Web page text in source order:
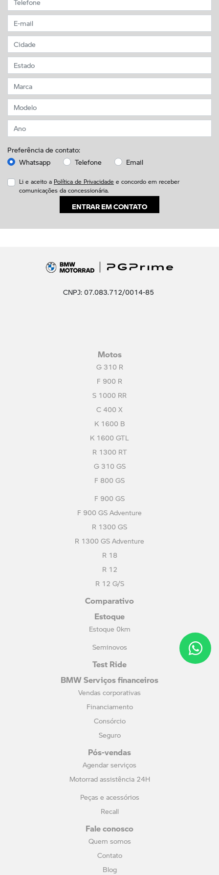
Preferência de contato:
Whatsapp
Telefone Email
Li e aceito a Política de Privacidade e concordo em receber
comunicações da concessionária.
ENTRAR EM CONTATO
CNPJ: 07.083.712/0014-85
Motos
G 310 R
F 900 R
S 1000 RR
C 400 X
K 1600 B
K 1600 GTL
R 1300 RT
G 310 GS
F 800 GS
F 900 GS
F 900 GS Adventure
R 1300 GS
R 1300 GS Adventure
R 18
R 12
R 12 G/S
Comparativo
Estoque
Estoque 0km
Seminovos
Test Ride
BMW Serviços financeiros
Vendas corporativas
Financiamento
Consórcio
Seguro
Pós-vendas
Agendar serviços
Motorrad assistência 24H
Peças e acessórios
Recall
Fale conosco
Quem somos
Contato
Blog